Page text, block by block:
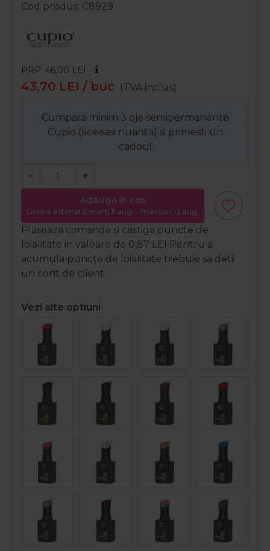
Cod produs C8929
PRP: 46,00 LEI
43,70 LEI / buc (TVA inclus)
Cumpara minim 3 oje semipermanente
Cupio (aceeasi nuanta) si primesti un
cadou!
− +
Adauga in cos
Livrare estimata: marți 11 aug. - miercuri 12 aug.
Plaseaza comanda si castiga puncte de
loialitate in valoare de 0,87 LEI Pentru a
acumula puncte de loialitate trebuie sa detii
un cont de client.
Vezi alte optiuni